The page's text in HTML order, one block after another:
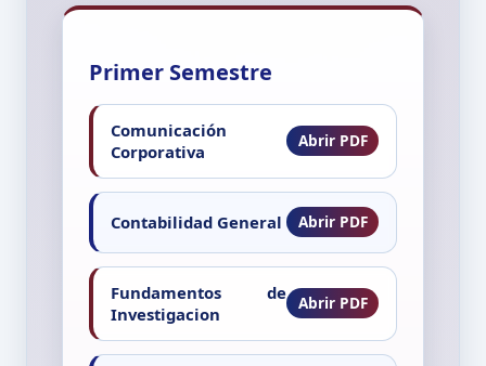
Primer Semestre
Comunicación
Corporativa
Contabilidad General
Fundamentos de
Investigacion